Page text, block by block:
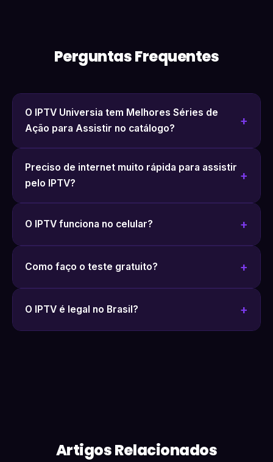
Perguntas Frequentes
O IPTV Universia tem Melhores Séries de
Ação para Assistir no catálogo?
Preciso de internet muito rápida para assistir
pelo IPTV?
O IPTV funciona no celular?
Como faço o teste gratuito?
O IPTV é legal no Brasil?
Artigos Relacionados